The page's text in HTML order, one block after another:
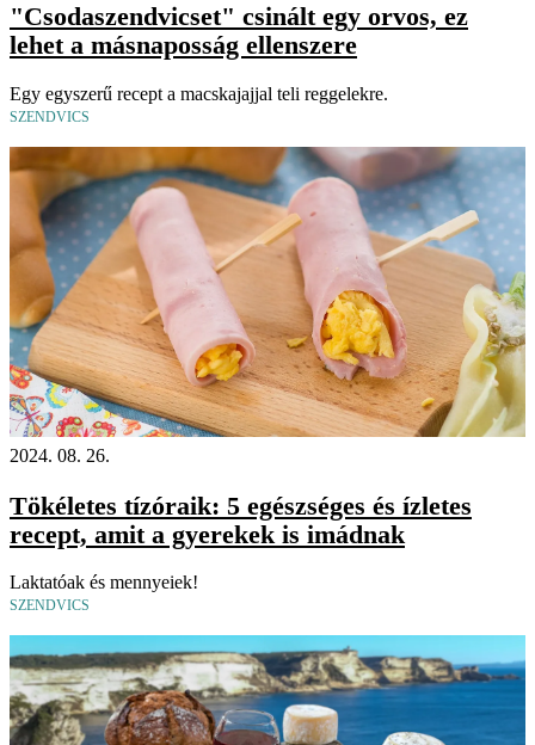
"Csodaszendvicset" csinált egy orvos, ez
lehet a másnaposság ellenszere
Egy egyszerű recept a macskajajjal teli reggelekre.
SZENDVICS
2024. 08. 26.
Tökéletes tízóraik: 5 egészséges és ízletes
recept, amit a gyerekek is imádnak
Laktatóak és mennyeiek!
SZENDVICS